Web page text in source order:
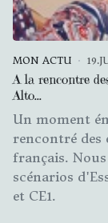
MON ACTU
A la rencontre
Alto...
Un moment
rencontré des
français.
scénarios
et CE1.